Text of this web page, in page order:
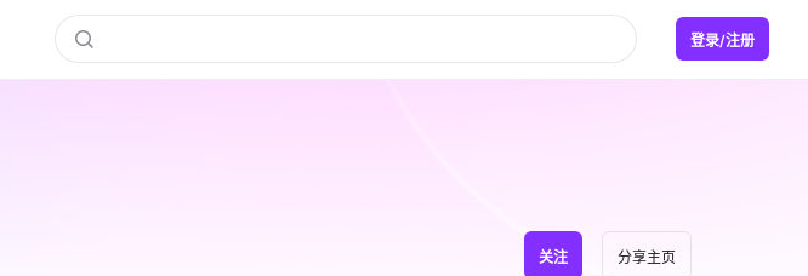
登录/注册
关注 分享主页